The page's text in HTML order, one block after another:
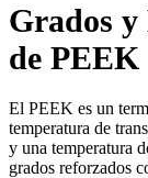
Grados y
de PEEK
El PEEK es un
temperatura de
y una temperatura
grados reforzados